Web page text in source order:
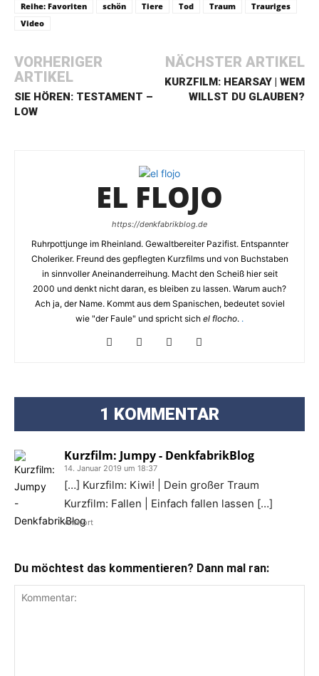
Reihe: Favoriten
schön Tiere Tod Traum
Trauriges
Video
VORHERIGER
ARTIKEL
SIE HÖREN: TESTAMENT –
LOW
NÄCHSTER ARTIKEL
KURZFILM: HEARSAY | WEM
WILLST DU GLAUBEN?
EL FLOJO
https://denkfabrikblog.de
Ruhrpottjunge im Rheinland. Gewaltbereiter Pazifist. Entspannter
Choleriker. Freund des gepflegten Kurzfilms und von Buchstaben
in sinnvoller Aneinanderreihung. Macht den Scheiß hier seit
2000 und denkt nicht daran, es bleiben zu lassen. Warum auch?
Ach ja, der Name. Kommt aus dem Spanischen, bedeutet soviel
wie "der Faule" und spricht sich el flocho. .
1 KOMMENTAR
Kurzfilm: Jumpy - DenkfabrikBlog
14. Januar 2019 um 18:37
[…] Kurzfilm: Kiwi! | Dein großer Traum
Kurzfilm: Fallen | Einfach fallen lassen […]
Antwort
Du möchtest das kommentieren? Dann mal ran: